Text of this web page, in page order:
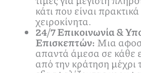
κάτι που είναι
χειροκίνητα.
24/7 Επικοινωνία &
Επισκεπτών: Μια
απαντά άμεσα σε κάθε
από την κράτηση μέχρι